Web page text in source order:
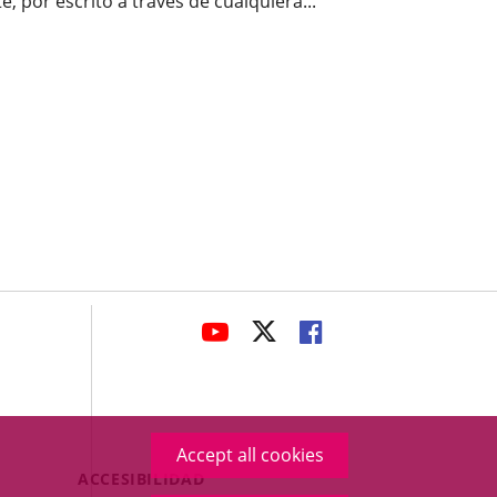
Accept all cookies
LINK
APPLICATION.
LINK
APPLICATION.
LINK
APPLICATION.
Menú
ACCESIBILIDAD